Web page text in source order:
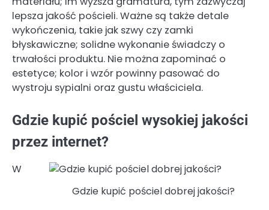
lepsza jakość pościeli. Ważne są także detale
wykończenia, takie jak szwy czy zamki
błyskawiczne; solidne wykonanie świadczy o
trwałości produktu. Nie można zapominać o
estetyce; kolor i wzór powinny pasować do
wystroju sypialni oraz gustu właściciela.
Gdzie kupić pościel wysokiej jakości
przez internet?
Gdzie kupić pościel dobrej jakości?
W